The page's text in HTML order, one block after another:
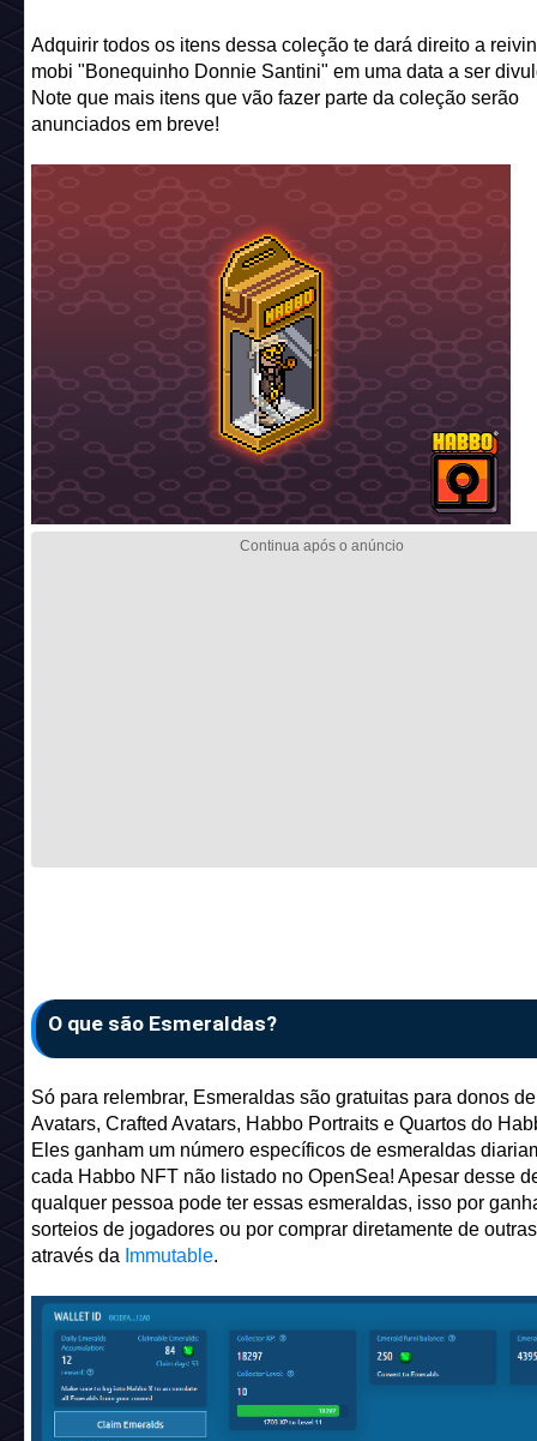
Adquirir todos os itens dessa coleção te dará direito a
mobi "Bonequinho Donnie Santini" em uma data a ser
Note que mais itens que vão fazer parte da coleção serão
anunciados em breve!
O que são Esmeraldas?
Só para relembrar, Esmeraldas são gratuitas para donos
Avatars, Crafted Avatars, Habbo Portraits e Quartos do
Eles ganham um número específicos de esmeraldas
cada Habbo NFT não listado no OpenSea! Apesar desse
qualquer pessoa pode ter essas esmeraldas, isso por
sorteios de jogadores ou por comprar diretamente de
através da Immutable.